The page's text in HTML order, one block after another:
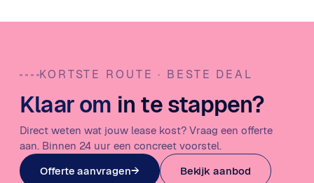
KORTSTE ROUTE · BESTE DEAL
Klaar om in te stappen?
Direct weten wat jouw lease kost? Vraag een offerte
aan. Binnen 24 uur een concreet voorstel.
Offerte aanvragen→ Bekijk aanbod